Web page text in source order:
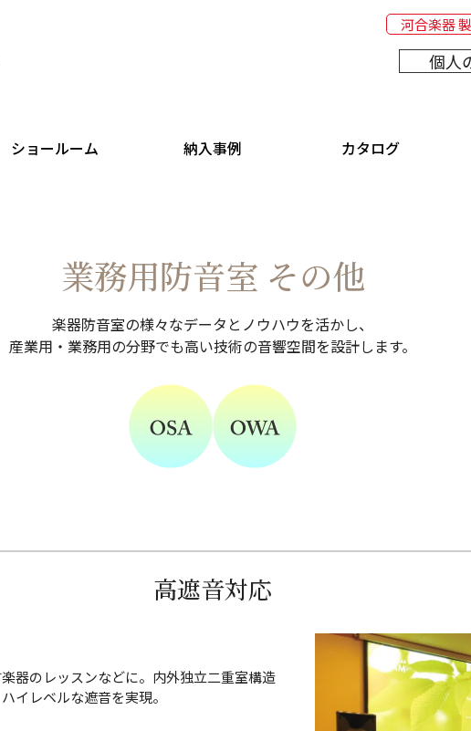
河合楽器
個人
ショールーム 納入事例 カタログ
業務用防音室 その他
楽器防音室の様々なデータとノウハウを活かし、
産業用・業務用の分野でも高い技術の音響空間を設計します。
高遮音対応
器のレッスンなどに。内外独立二重室構造
イレベルな遮音を実現。